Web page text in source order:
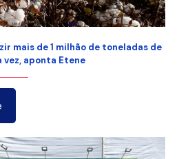
mais de 1 milhão de toneladas de
aponta Etene